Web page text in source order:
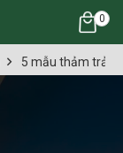
0
5 mẫu thảm trải